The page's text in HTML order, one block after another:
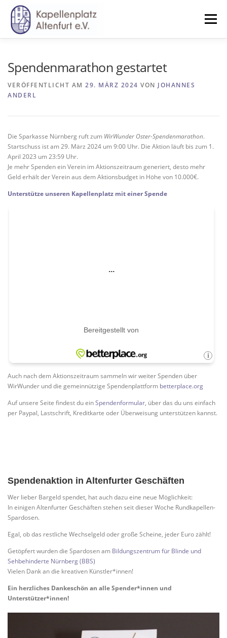
Inhalt
springen
Menü
UNTERSTÜTZEN
Spendenmarathon gestartet
VERÖFFENTLICHT AM 29. MÄRZ 2024 VON JOHANNES
ANDERL
Die Sparkasse Nürnberg ruft zum WirWunder Oster-Spendenmarathon.
Startschuss ist am 29. März 2024 um 9:00 Uhr. Die Aktion läuft bis zum 1.
April 2023 um 23:59 Uhr.
Je mehr Spenden ein Verein im Aktionszeitraum generiert, desto mehr
Geld erhält der Verein aus dem Aktionsbudget in Höhe von 10.000€.
Unterstütze unseren Kapellenplatz mit einer Spende
Auch nach dem Aktionszeitraum sammeln wir weiter Spenden über
WirWunder und die gemeinnützige Spendenplattform betterplace.org
Auf unsere Seite findest du einSpendenformular, über das du uns einfach
per Paypal, Lastschrift, Kreditkarte oder Überweisung unterstützen kannst.
Spendenaktion in Altenfurter Geschäften
Wer lieber Bargeld spendet, hat auch dazu eine neue Möglichkeit:
In einigen Altenfurter Geschäften stehen seit dieser Woche Rundkapellen-
Spardosen.
Egal, ob das restliche Wechselgeld oder große Scheine, jeder Euro zählt!
Getöpfert wurden die Spardosen am Bildungszentrum für Blinde und
Sehbehinderte Nürnberg (BBS)
Vielen Dank an die kreativen Künstler*innen!
Ein herzliches Dankeschön an alle Spender*innen und
Unterstützer*innen!